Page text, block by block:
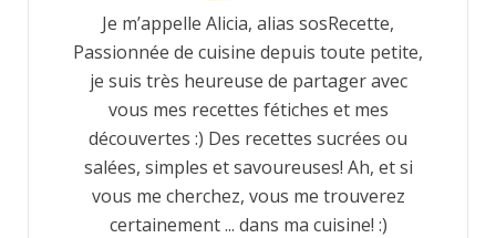
Je m’appelle Alicia, alias sosRecette,
Passionnée de cuisine depuis toute petite,
je suis très heureuse de partager avec
vous mes recettes fétiches et mes
découvertes :) Des recettes sucrées ou
salées, simples et savoureuses! Ah, et si
vous me cherchez, vous me trouverez
certainement ... dans ma cuisine! :)